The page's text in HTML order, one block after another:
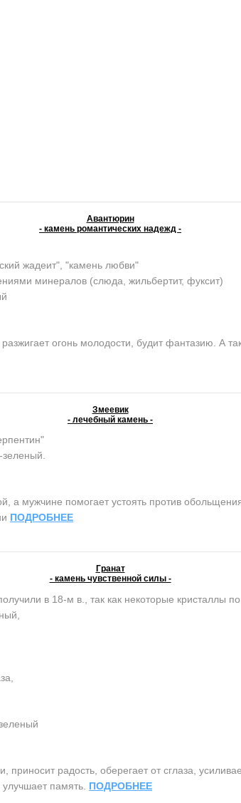
Авантюрин
- камень романтических надежд -
жадеит", "камень любви"
минералов (слюда, жильбертит, фуксит)
огонь молодости, будит фантазию. А
Змеевик
- лечебный камень -
мужчине помогает устоять против
ПОДРОБНЕЕ
Гранат
- камень чувственной силы -
в 18-м в., так как некоторые кристаллы
радость, оберегает от сглаза,
память. ПОДРОБНЕЕ